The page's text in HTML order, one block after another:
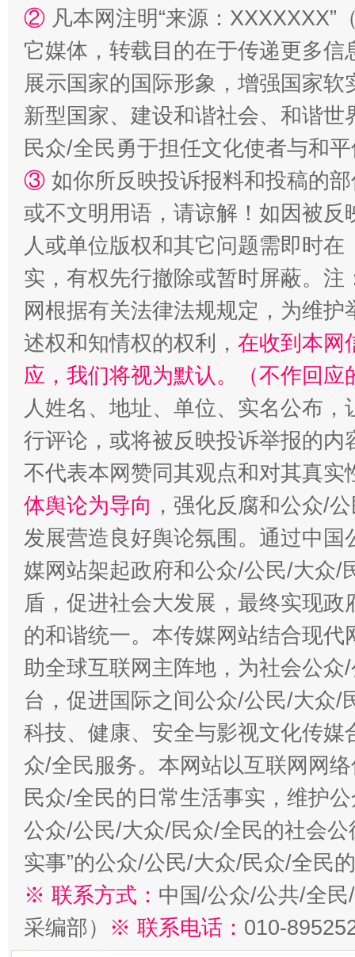
扯下公款旅游的“隐身衣” 如何以
“蜀中异人”王建安的艺术幻境
② 凡本网注明“来源：
它媒体，转载目的在于传递更多
展示国家的国际形象，增强国家
新型国家、建设和谐社会、和谐
民众/全民勇于担任文化使者与和
③ 如你所反映投诉报料和投稿的
或不文明用语，请谅解！如因被
人或单位版权和其它问题需即时在
实，有权先行撤除或暂时屏蔽。
网根据有关法律法规规定，为维
述权和知情权的权利， 在收到本网
应，我们将视为默认。（不作回应
人姓名、地址、单位、实名公布
行评论，或将被反映投诉举报的
不代表本网赞同其观点和对其真实
体舆论为导向 ，强化反腐和公众/
发展营造良好舆论氛围。通过中
媒网站架起政府和公众/公民/大众/
盾，促进社会大发展，最终实现
的和谐统一。本传媒网站结合现
助全球互联网主阵地，为社会公
台，促进国际之间公众/公民/大众/
科技、健康、安全与影视文化传
众/全民服务。本网站以互联网网
民众/全民的日常生活事实，维护
公众/公民/大众/民众/全民的社会公
实事”的公众/公民/大众/民众/全民
※ 联系方式： 中国/公众/公共/全
采编部） ※ 联系电话： 010-